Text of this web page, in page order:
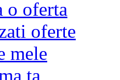
o oferta
oferte
mele
ta